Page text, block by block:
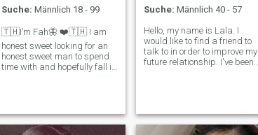
Suche: Männlich 18 - 99
🇹🇭I’m Fah🦋 ❤️🇹🇭 I am
honest sweet looking for an
honest sweet man to spend
time with and hopefully fall in
weekend.to like
Suche: Männlich 40 - 57
Hello, my name is Lala. I
would like to find a friend to
talk to in order to improve my
future relationship. I've been
or older